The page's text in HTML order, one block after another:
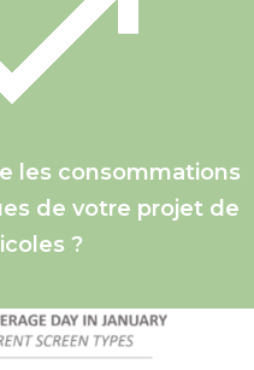
les consommations
de votre projet de
?